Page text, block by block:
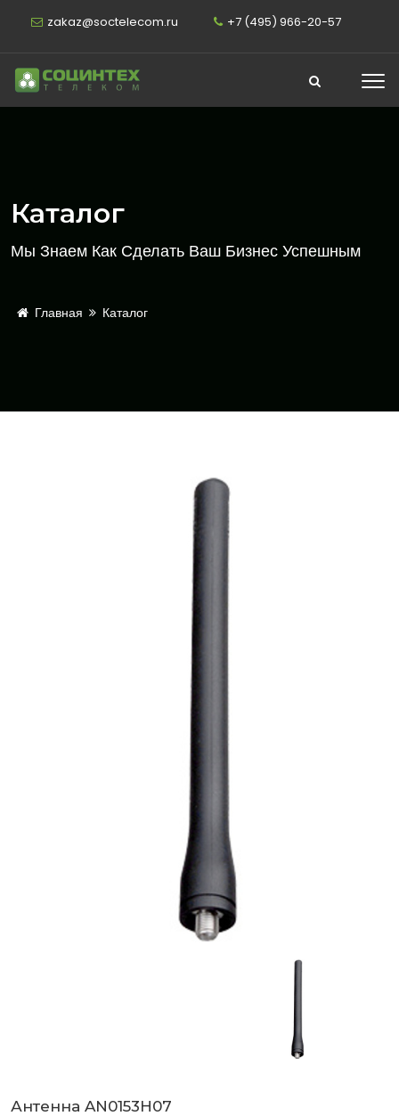
zakaz@soctelecom.ru +7 (495) 966-20-57
Каталог
Мы Знаем Как Сделать Ваш Бизнес Успешным
Главная Каталог
Антенна AN0153H07